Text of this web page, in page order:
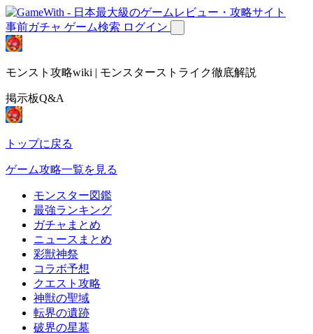
事前ガチャ ゲーム検索 ログイン
モンスト攻略wiki | モンスターストライク徹底解説
掲示板Q&A
トップに戻る
ゲーム攻略一覧を見る
モンスター図鑑
最強ランキング
ガチャまとめ
ニュースまとめ
彩獣神祭
コラボ予想
クエスト攻略
神獣の聖域
転界の遺跡
破界の星墓